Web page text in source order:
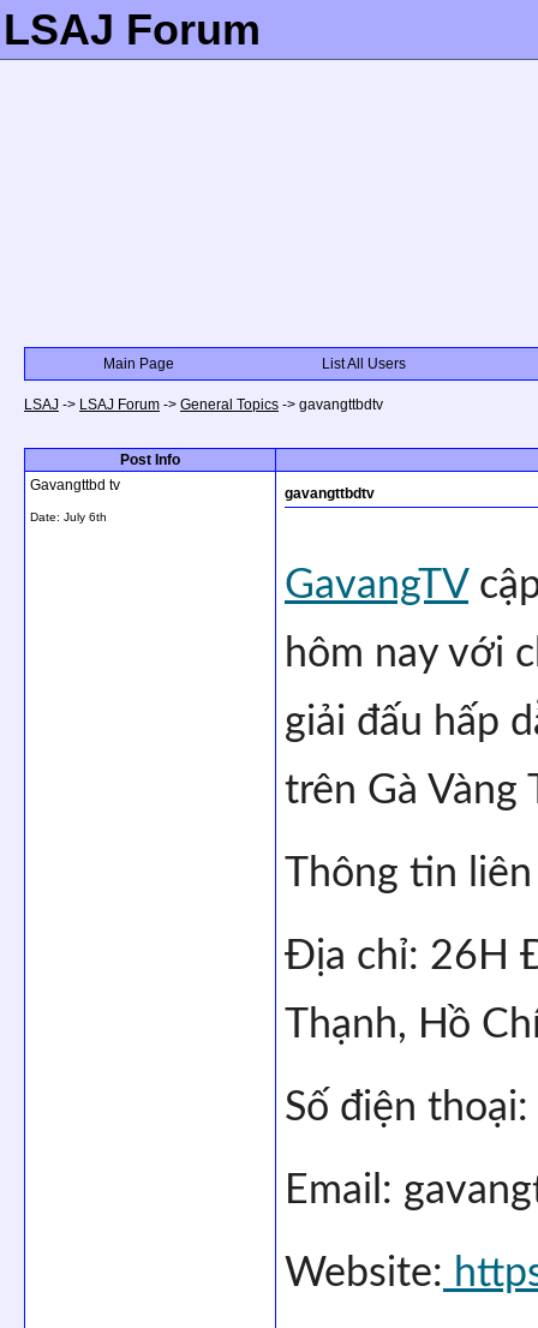
LSAJ Forum
Main Page List All Users
LSAJ -> LSAJ Forum -> General Topics -> gavangttbdtv
Post Info
Gavangttbd tv
Date: July 6th
gavangttbdtv
GavangTV
hôm nay với
giải đấu hấp
trên Gà Vàng
Thông tin
Địa chỉ: 26H
Thạnh, Hồ
Số điện
Email:
Website: